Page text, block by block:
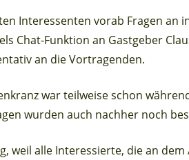
Interessenten vorab Fragen an
Chat-Funktion an Gastgeber
an die Vortragenden.
war teilweise schon
wurden auch nachher noch
weil alle Interessierte, die an